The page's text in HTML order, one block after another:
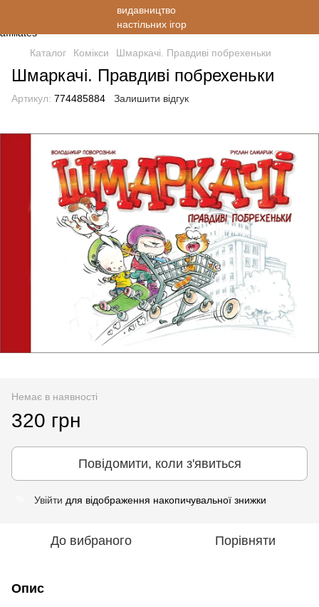
Каталог Комікси Шмаркачі. Правдиві побрехеньки
Шмаркачі. Правдиві побрехеньки
Артикул: 774485884 Залишити відгук
Немає в наявності
320 грн
Повідомити, коли з'явиться
Увійти для відображення накопичувальної знижки
До вибраного Порівняти
Опис